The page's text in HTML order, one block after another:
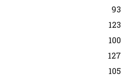
93
123
100
127
105